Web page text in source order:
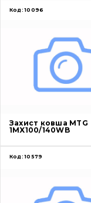
Код: 10096
Захист ковша MTG
1MX100/140WB
Код: 10579